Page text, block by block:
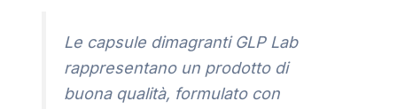
Le capsule dimagranti GLP Lab
rappresentano un prodotto di
buona qualità, formulato con